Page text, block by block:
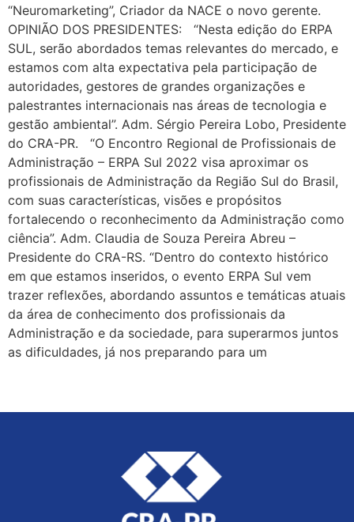
“Neuromarketing”, Criador da NACE o novo gerente.
OPINIÃO DOS PRESIDENTES: “Nesta edição do ERPA
SUL, serão abordados temas relevantes do mercado, e
estamos com alta expectativa pela participação de
autoridades, gestores de grandes organizações e
palestrantes internacionais nas áreas de tecnologia e
gestão ambiental”. Adm. Sérgio Pereira Lobo, Presidente
do CRA-PR. “O Encontro Regional de Profissionais de
Administração – ERPA Sul 2022 visa aproximar os
profissionais de Administração da Região Sul do Brasil,
com suas características, visões e propósitos
fortalecendo o reconhecimento da Administração como
ciência”. Adm. Claudia de Souza Pereira Abreu –
Presidente do CRA-RS. “Dentro do contexto histórico
em que estamos inseridos, o evento ERPA Sul vem
trazer reflexões, abordando assuntos e temáticas atuais
da área de conhecimento dos profissionais da
Administração e da sociedade, para superarmos juntos
as dificuldades, já nos preparando para um